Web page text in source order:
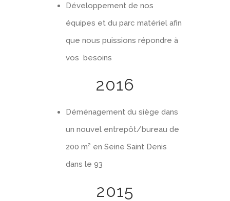
Développement de nos
équipes et du parc matériel afin
que nous puissions répondre à
vos besoins
2016
Déménagement du siège dans
un nouvel entrepôt/bureau de
200 m² en Seine Saint Denis
dans le 93
2015